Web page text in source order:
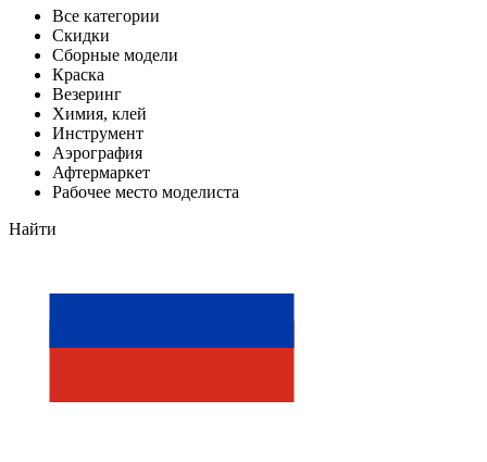
Все категории
Скидки
Сборные модели
Краска
Везеринг
Химия, клей
Инструмент
Аэрография
Афтермаркет
Рабочее место моделиста
Найти